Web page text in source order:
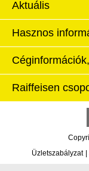
Aktuális
Hasznos
Raiffeisen
Üzletszabályzat |